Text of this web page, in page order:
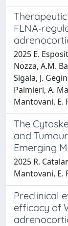
2025 E.
Nozza, A.M.
Sigala, J.
Palmieri, A.
Mantovani, E.
The
and
Emerging
2025 R.
Mantovani, E.
Preclinical
efficacy of